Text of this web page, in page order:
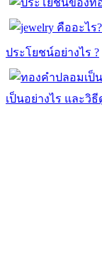
ประโยชน์อย่างไร ?
เป็นอย่างไร และวิ